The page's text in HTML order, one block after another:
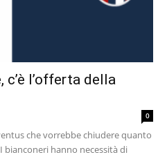
c’è l’offerta della
0
che vorrebbe chiudere quanto
bianconeri hanno necessità di